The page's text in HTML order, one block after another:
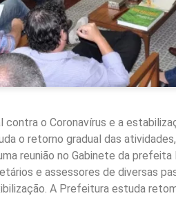
contra o Coronavírus e a
o retorno gradual das
reunião no Gabinete da
e assessores de diversas
A Prefeitura estuda